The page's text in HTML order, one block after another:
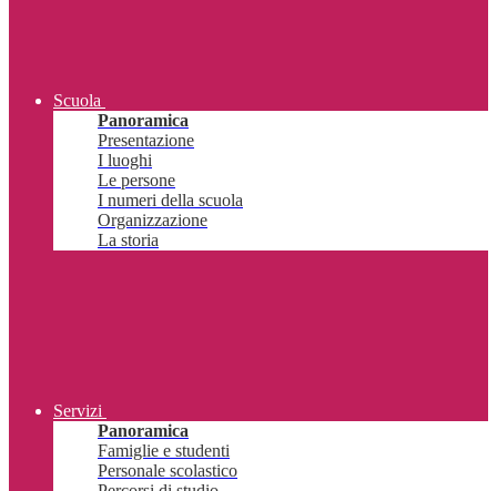
Scuola
Panoramica
Presentazione
I luoghi
Le persone
I numeri della scuola
Organizzazione
La storia
Servizi
Panoramica
Famiglie e studenti
Personale scolastico